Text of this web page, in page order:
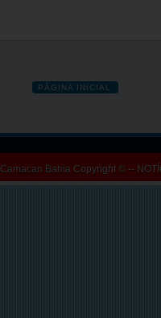
PÁGINA INICIAL
Camacan Bahia Copyright © --